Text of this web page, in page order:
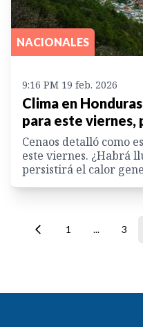
NACIONALES
9:16 PM 19 feb. 2026
Clima en
para este
Cenaos detalló como
este viernes. ¿Habrá
persistirá el calor
1 ... 3